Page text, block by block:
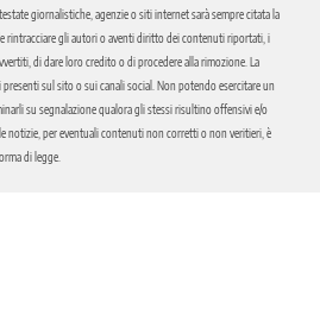
giornalistiche, agenzie o siti internet sarà sempre citata la
rintracciare gli autori o aventi diritto dei contenuti riportati, i
di dare loro credito o di procedere alla rimozione. La
sul sito o sui canali social. Non potendo esercitare un
su segnalazione qualora gli stessi risultino offensivi e/o
notizie, per eventuali contenuti non corretti o non veritieri, è
di legge.